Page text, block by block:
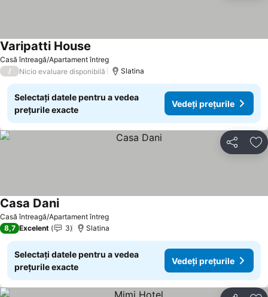
Casă întreagă/Apartament întreg
Varipatti House
/ Nicio evaluare disponibilă Slatina
Selectați datele pentru a vedea
prețurile exacte
Vedeți prețurile
Distribuiți
Casă întreagă/Apartament întreg
Casa Dani
8,7 Excelent 3 Slatina
Selectați datele pentru a vedea
prețurile exacte
Vedeți prețurile